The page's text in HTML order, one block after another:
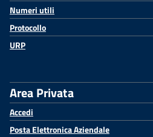
Numeri utili
Protocollo
URP
Area Privata
Accedi
Posta Elettronica Aziendale